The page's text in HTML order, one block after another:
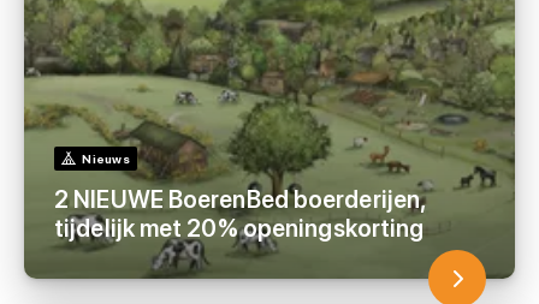
Nieuws
2 NIEUWE BoerenBed boerderijen,
tijdelijk met 20% openingskorting